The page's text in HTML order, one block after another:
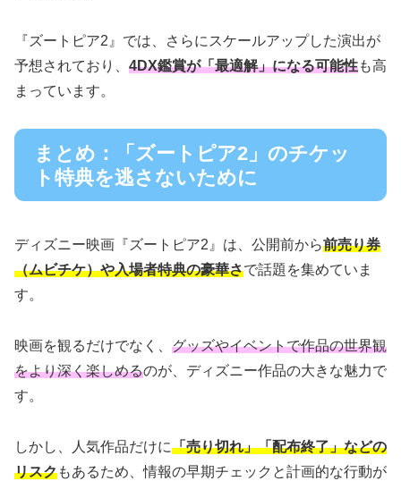
『ズートピア2』では、さらにスケールアップした演出が
予想されており、 4DX鑑賞が「最適解」になる可能性も高
まっています。
まとめ：「ズートピア2」のチケッ
ト特典を逃さないために
ディズニー映画『ズートピア2』は、公開前から前売り券
（ムビチケ）や入場者特典の豪華さで話題を集めていま
す。
映画を観るだけでなく、 グッズやイベントで作品の世界観
をより深く楽しめるのが、ディズニー作品の大きな魅力で
す。
しかし、人気作品だけに「売り切れ」「配布終了」などの
リスクもあるため、情報の早期チェックと計画的な行動が